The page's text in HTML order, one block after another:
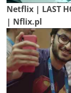
Netflix | LAST
| Nflix.pl